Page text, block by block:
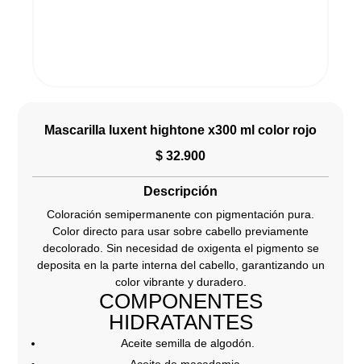
Mascarilla luxent hightone x300 ml color rojo
$ 32.900
Descripción
Coloración semipermanente con pigmentación pura.
Color directo para usar sobre cabello previamente
decolorado. Sin necesidad de oxigenta el pigmento se
deposita en la parte interna del cabello, garantizando un
color vibrante y duradero.
COMPONENTES
HIDRATANTES
Aceite semilla de algodón.